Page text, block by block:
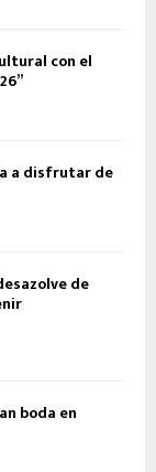
con el
a disfrutar de
de
boda en